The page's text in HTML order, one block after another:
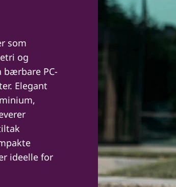
som
og
bærbare PC-
Elegant
ideelle for